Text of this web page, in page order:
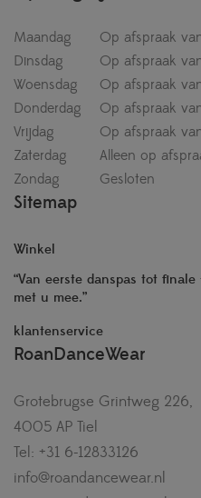
Maandag
Op afspraak
Dinsdag
Op afspraak
Woensdag
Op afspraak
Donderdag
Op afspraak
Vrijdag
Op afspraak
Zaterdag
Alleen op
Zondag
Gesloten
Sitemap
Winkel
“Van eerste danspas tot
met u mee.”
klantenservice
RoanDanceWear
Grotebrugse Grintweg 226,
4005 AP Tiel
Tel: +31 6-12833126
info@roandancewear.nl